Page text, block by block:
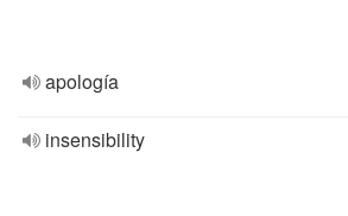
apología
insensibility